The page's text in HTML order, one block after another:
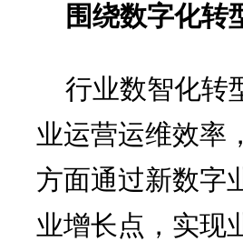
围绕数字化转
行业数智化转
业运营运维效率
方面通过新数字
业增长点，实现